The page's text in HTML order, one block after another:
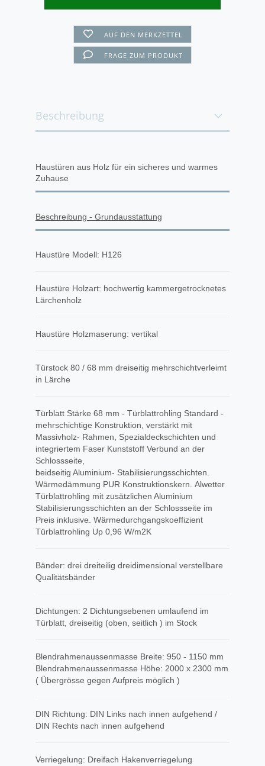
AUF DEN MERKZETTEL
FRAGE ZUM PRODUKT
Beschreibung
Haustüren aus Holz für ein sicheres und warmes
Zuhause
Beschreibung - Grundausstattung
Haustüre Modell: H126
Haustüre Holzart: hochwertig kammergetrocknetes
Lärchenholz
Haustüre Holzmaserung: vertikal
Türstock 80 / 68 mm dreiseitig mehrschichtverleimt
in Lärche
Türblatt Stärke 68 mm - Türblattrohling Standard -
mehrschichtige Konstruktion, verstärkt mit
Massivholz- Rahmen, Spezialdeckschichten und
integriertem Faser Kunststoff Verbund an der
Schlossseite,
beidseitig Aluminium- Stabilisierungsschichten.
Wärmedämmung PUR Konstruktionskern. Alwetter
Türblattrohling mit zusätzlichen Aluminium
Stabilisierungsschichten an der Schlossseite im
Preis inklusive. Wärmedurchgangskoeffizient
Türblattrohling Up 0,96 W/m2K
Bänder: drei dreiteilig dreidimensional verstellbare
Qualitätsbänder
Dichtungen: 2 Dichtungsebenen umlaufend im
Türblatt, dreiseitig (oben, seitlich ) im Stock
Blendrahmenaussenmasse Breite: 950 - 1150 mm
Blendrahmenaussenmasse Höhe: 2000 x 2300 mm
( Übergrösse gegen Aufpreis möglich )
DIN Richtung: DIN Links nach innen aufgehend /
DIN Rechts nach innen aufgehend
Verriegelung: Dreifach Hakenverriegelung